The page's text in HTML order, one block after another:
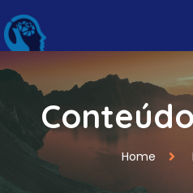
Home